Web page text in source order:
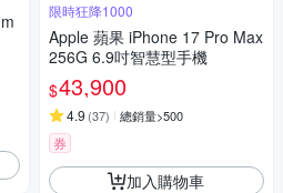
限時狂降1000
Apple 蘋果 iPhone 17 Pro Max
256G 6.9吋智慧型手機
$43,900
4.9 (37) 總銷量>500
券
加入購物車